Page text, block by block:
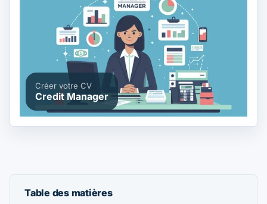
Créer votre CV
Credit Manager
Table des matières